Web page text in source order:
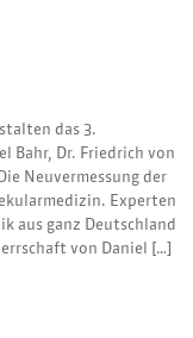
das 3.
Bahr, Dr. Friedrich von
Neuvermessung der
Experten
aus ganz Deutschland
von Daniel […]